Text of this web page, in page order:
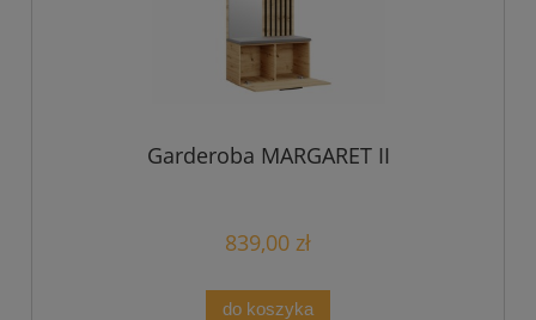
Garderoba MARGARET II
839,00 zł
do koszyka